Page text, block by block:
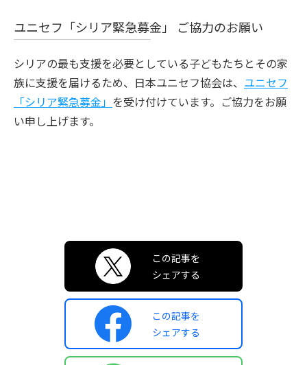
ユニセフ「シリア緊急募金」 ご協力のお願い
シリアの最も支援を必要としている子どもたちとその家
族に支援を届けるため、日本ユニセフ協会は、 ユニセフ
「シリア緊急募金」 を受け付けています。ご協力をお願
い申し上げます。
この記事を
シェアする
この記事を
シェアする